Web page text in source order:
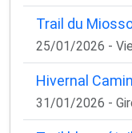
🚴‍♂️
et
Rejoignez des
recevez chaque
Trail du
25/01/2026 -
Hivernal
31/01/2026 -